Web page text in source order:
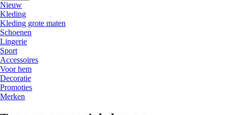
Nieuw
Kleding
Kleding grote maten
Schoenen
Lingerie
Sport
Accessoires
Voor hem
Decoratie
Promoties
Merken